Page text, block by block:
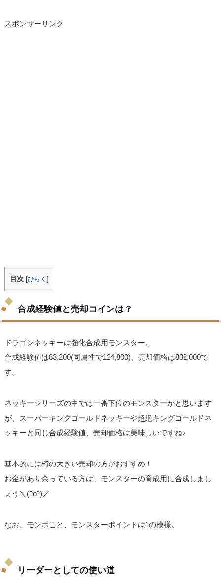
スポンサーリンク
目次 [ひらく]
合成経験値と売却コインは？
ドラゴンネッキーは強化合成用モンスター。
合成経験値は83,200(同属性で124,800)、売却価格は832,000で
す。
ネッキーシリーズの中では一番下位のモンスターかと思います
が、スーパーキングゴールドネッキーや超絶キングゴールドネ
ッキーと同じ合成経験値、売却価格は美味しいですね♪
基本的には桁の大きい売却の方がおすすめ！
お金があり余っている方は、モンスターの育成用に合成しまし
ょう＼(^o^)／
なお、モンポこと、モンスターポイントは1の模様。
リーダーとしての使い道